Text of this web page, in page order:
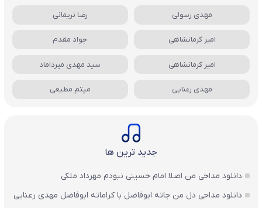
مهدی رسولی رضا نریمانی
امیر کرمانشاهی جواد مقدم
امیر کرمانشاهی سید مهدی میرداماد
مهدی رعنایی میثم مطیعی
جدید ترین ها
دانلود مداحی من اصلا امام حسینی نبودم مهرداد ملکی
دانلود مداحی دل من جاته ابوفاضل با کراماته ابوفاضل مهدی رعنایی